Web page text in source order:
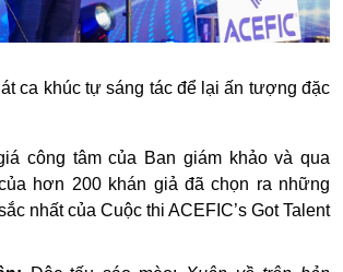
ca khúc tự sáng tác để lại ấn tượng đặc
công tâm của Ban giám khảo và qua
hơn 200 khán giả đã chọn ra những
nhất của Cuộc thi ACEFIC’s Got Talent